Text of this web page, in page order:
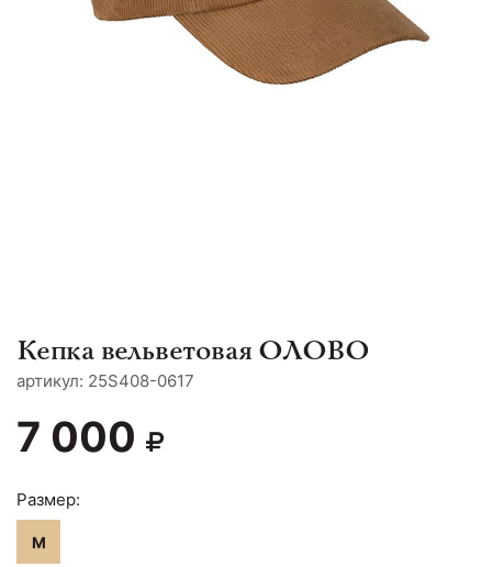
Кепка вельветовая ОЛОВО
aртикул: 25S408-0617
7 000
Размер:
M